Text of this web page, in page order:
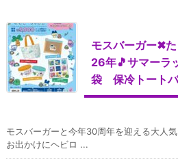
モスバーガー✖
26年🎵サマーラ
袋 保冷トート
モスバーガーと今年30周年を迎える大人
お出かけにヘビロ ...